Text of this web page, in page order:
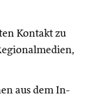
Kontakt zu
aus dem In-